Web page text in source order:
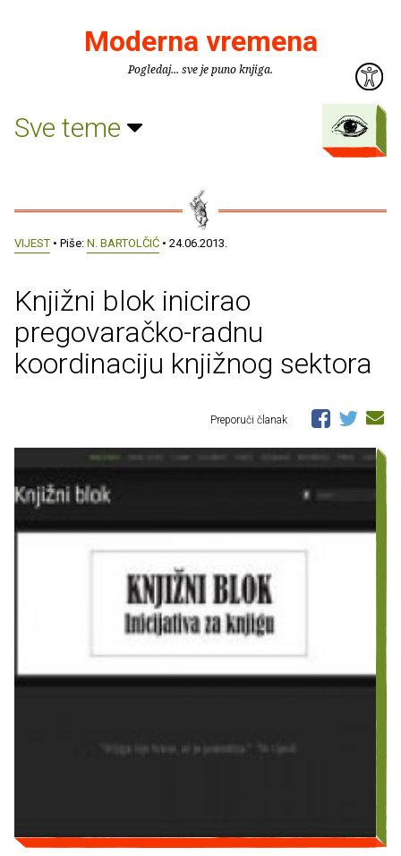
Moderna vremena
Pogledaj... sve je puno knjiga.
Sve teme
VIJEST • Piše: N. BARTOLČIĆ • 24.06.2013.
Knjižni blok inicirao
pregovaračko-radnu
koordinaciju knjižnog sektora
Preporuči članak